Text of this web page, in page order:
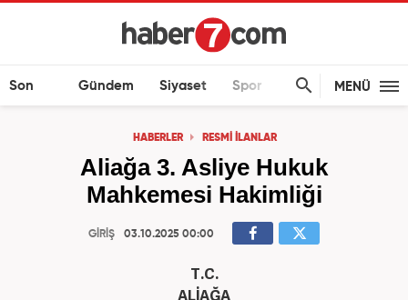
Son Gündem Siyaset Spor EkonomiMENÜ
HABERLER RESMİ İLANLAR
Aliağa 3. Asliye Hukuk
Mahkemesi Hakimliği
GİRİŞ 03.10.2025 00:00
T.C.
ALİAĞA